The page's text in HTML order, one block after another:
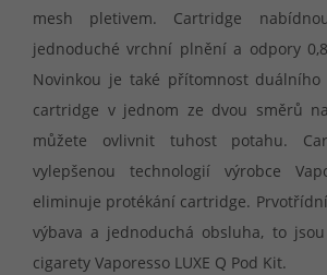
mesh pletivem. Cartridge
jednoduché vrchní plnění a odpory
Novinkou je také přítomnost duálního
cartridge v jednom ze dvou směrů
můžete ovlivnit tuhost potahu.
vylepšenou technologií výrobce
eliminuje protékání cartridge.
výbava a jednoduchá obsluha, to
cigarety Vaporesso LUXE Q Pod Kit.